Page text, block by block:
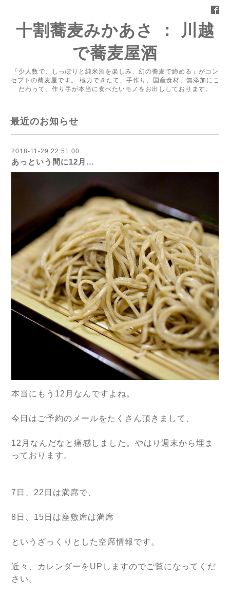
十割蕎麦みかあさ ： 川越
で蕎麦屋酒
「少人数で、しっぽりと純米酒を楽しみ、幻の蕎麦で締める」がコン
セプトの蕎麦屋です。 極力できたて、手作り、国産食材、無添加にこ
だわって、作り手が本当に食べたいモノをお出ししております。
最近のお知らせ
2018-11-29 22:51:00
あっという間に12月…
本当にもう12月なんですよね。
今日はご予約のメールをたくさん頂きまして、
12月なんだなと痛感しました。やはり週末から埋ま
っております。
7日、22日は満席で、
8日、15日は座敷席は満席
というざっくりとした空席情報です。
近々、カレンダーをUPしますのでご覧になってくだ
さい。